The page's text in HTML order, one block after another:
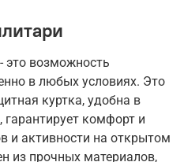
это возможность
в любых условиях. Это
куртка, удобна в
комфорт и
и активности на открытом
из прочных материалов,